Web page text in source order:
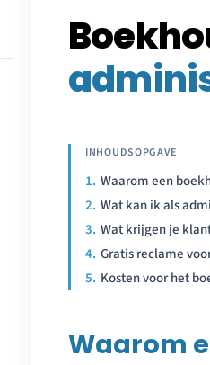
Waarom een
Wat kan ik als
Wat krijgen je
Gratis reclame
Kosten voor het
Waarom